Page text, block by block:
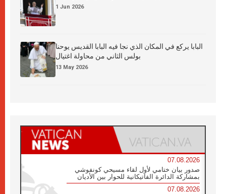
1 Jun 2026
البابا يركع في المكان الذي نجا فيه البابا القديس يوحنا
بولس الثاني من محاولة اغتيال
13 May 2026
07.08.2026
صدور بيان ختامي لأول لقاء مسيحي كونفوشي
بمشاركة الدائرة الفاتيكانية للحوار بين الأديان
07.08.2026